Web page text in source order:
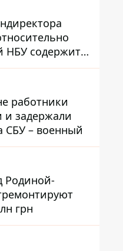
НБУ содержит
–
Василевская-
работники
и задержали
СБУ – военный
Родиной-
грн